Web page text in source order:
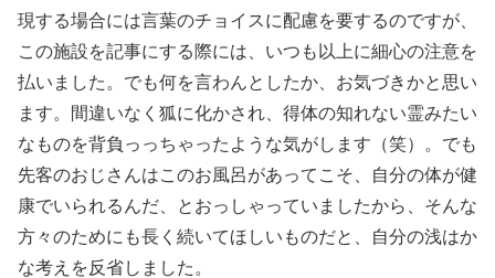
現する場合には言葉のチョイスに配慮を要するのですが、
この施設を記事にする際には、いつも以上に細心の注意を
払いました。でも何を言わんとしたか、お気づきかと思い
ます。間違いなく狐に化かされ、得体の知れない霊みたい
なものを背負っっちゃったような気がします（笑）。でも
先客のおじさんはこのお風呂があってこそ、自分の体が健
康でいられるんだ、とおっしゃっていましたから、そんな
方々のためにも長く続いてほしいものだと、自分の浅はか
な考えを反省しました。